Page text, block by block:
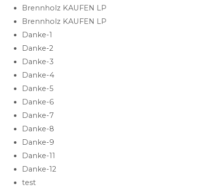
Brennholz KAUFEN LP
Brennholz KAUFEN LP
Danke-1
Danke-2
Danke-3
Danke-4
Danke-5
Danke-6
Danke-7
Danke-8
Danke-9
Danke-11
Danke-12
test